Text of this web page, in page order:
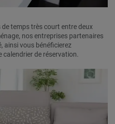
temps très court entre deux
nos entreprises partenaires
ainsi vous bénéficierez
calendrier de réservation.